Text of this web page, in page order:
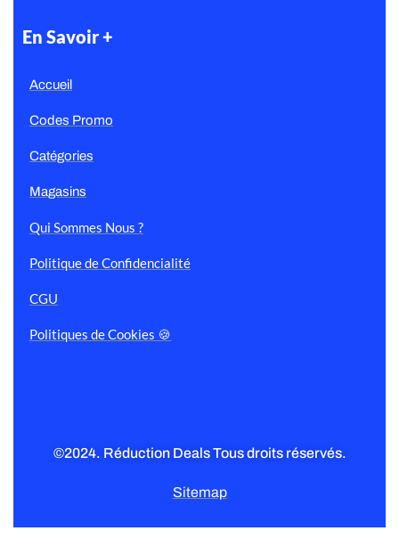
En Savoir +
Accueil
Codes Promo
Catégories
Magasins
Qui Sommes Nous ?
Politique de Confidencialité
CGU
Politiques de Cookies 🍪
©2024. Réduction Deals Tous droits réservés.
Sitemap